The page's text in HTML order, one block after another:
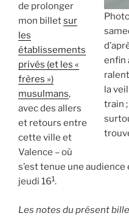
enfin
la
train
de prolonger
mon billetsur
les
établissements
privés (et les «
frères »)
musulmans,
avec des allers
et retours entre
cette ville et
Valence – où
s’est tenue une
jeudi 161.
Les notes du présent